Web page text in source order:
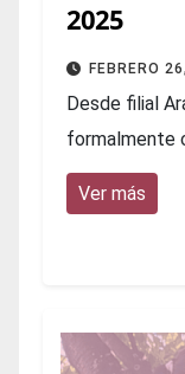
2025
FEBRERO
Desde filial
formalmente
Ver más